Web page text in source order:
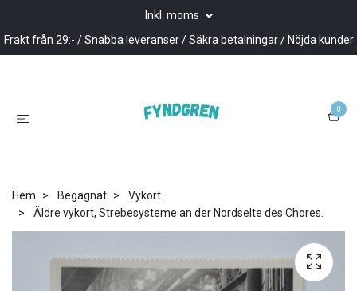
Inkl. moms
Frakt från 29:- / Snabba leveranser / Säkra betalningar / Nöjda kunder
0
Hem Begagnat
Vykort
Äldre vykort, Strebesysteme an der Nordselte des Chores.